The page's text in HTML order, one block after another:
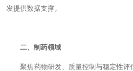
发提供数据支撑。
二、制药领域
聚焦药物研发、质量控制与稳定性